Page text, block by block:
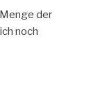
der
noch